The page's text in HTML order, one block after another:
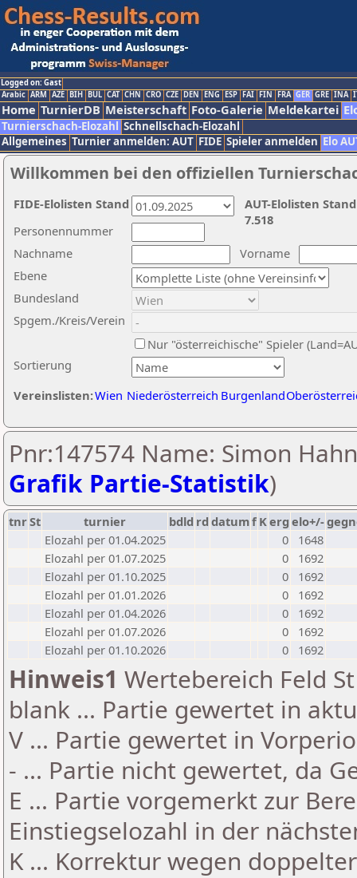
Logged on: Gast
Arabic ARM AZE BIH BUL CAT CHN CRO CZE DEN ENG ESP FAI FIN FRA GER GRE INA
Home TurnierDB Meisterschaft Foto-Galerie Meldekartei
Turnierschach-Elozahl Schnellschach-Elozahl
Allgemeines Turnier anmelden: AUT FIDE Spieler anmelden Elo
Willkommen bei den offiziellen
Nachname
Vorname
Ebene
Sortierung
Personennummer
Bundesland
Spgem./Kreis/Verein
Nur "österreichische" Spieler
Vereinslisten:Wien Niederösterreich Burgenland
AUT-Elolisten
7.518
FIDE-Elolisten Stand
Pnr:147574 Name: Simon
Grafik Partie-Statistik)
tnrSt turnier bdld rd datumf Kerg elo+/-
Elozahl per 01.04.2025
0
1648
Elozahl per 01.07.2025
0
1692
Elozahl per 01.10.2025
0
1692
Elozahl per 01.01.2026
0
1692
Elozahl per 01.04.2026
0
1692
Elozahl per 01.07.2026
0
1692
Elozahl per 01.10.2026
0 1692
Hinweis1 Wertebereich Feld
blank ... Partie gewertet in
V ... Partie gewertet in
- ... Partie nicht gewertet, da
E ... Partie vorgemerkt zur
Einstiegselozahl in der
K ... Korrektur wegen